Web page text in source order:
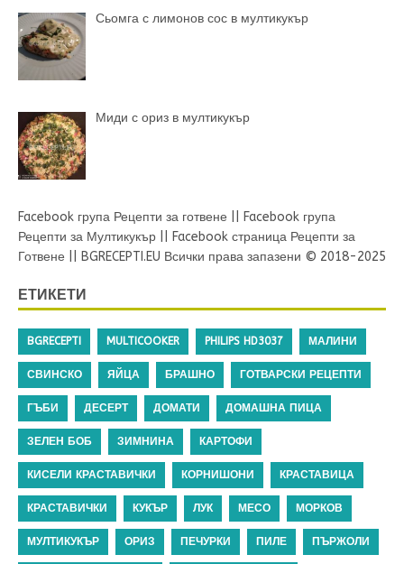
Сьомга с лимонов сос в мултикукър
Миди с ориз в мултикукър
Facebook група Рецепти за готвене
Facebook група
Рецепти за Мултикукър
Facebook страница Рецепти за
Готвене
BGRECEPTI.EU Всички права запазени © 2018-2025
ЕТИКЕТИ
BGRECEPTI MULTICOOKER PHILIPS HD3037 МАЛИНИ
СВИНСКО ЯЙЦА БРАШНО ГОТВАРСКИ РЕЦЕПТИ
ГЪБИ ДЕСЕРТ ДОМАТИ ДОМАШНА ПИЦА
ЗЕЛЕН БОБ ЗИМНИНА КАРТОФИ
КИСЕЛИ КРАСТАВИЧКИ КОРНИШОНИ КРАСТАВИЦА
КРАСТАВИЧКИ КУКЪР ЛУК МЕСО МОРКОВ
МУЛТИКУКЪР ОРИЗ ПЕЧУРКИ ПИЛЕ ПЪРЖОЛИ